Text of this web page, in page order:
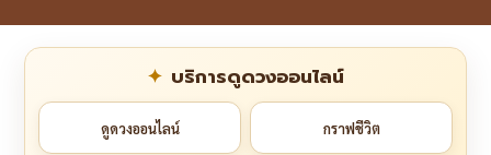
บริการดูดวงออนไลน์
ดูดวงออนไลน์ กราฟชีวิต